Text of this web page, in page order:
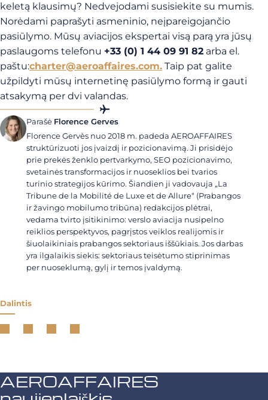
keletą klausimų? Nedvejodami susisiekite su mumis.
Norėdami paprašyti asmeninio, neįpareigojančio
pasiūlymo. Mūsų aviacijos ekspertai visą parą yra jūsų
paslaugoms telefonu +33 (0) 1 44 09 91 82 arba el.
paštu:charter@aeroaffaires.com. Taip pat galite
užpildyti mūsų internetinę pasiūlymo formą ir gauti
atsakymą per dvi valandas.
Parašė Florence Gerves
Florence Gervès nuo 2018 m. padeda AEROAFFAIRES
struktūrizuoti jos įvaizdį ir pozicionavimą. Ji prisidėjo
prie prekės ženklo pertvarkymo, SEO pozicionavimo,
svetainės transformacijos ir nuoseklios bei tvarios
turinio strategijos kūrimo. Šiandien ji vadovauja „La
Tribune de la Mobilité de Luxe et de Allure“ (Prabangos
ir žavingo mobilumo tribūna) redakcijos plėtrai,
vedama tvirto įsitikinimo: verslo aviacija nusipelno
reiklios perspektyvos, pagrįstos veiklos realijomis ir
šiuolaikiniais prabangos sektoriaus iššūkiais. Jos darbas
yra ilgalaikis siekis: sektoriaus teisėtumo stiprinimas
per nuoseklumą, gylį ir temos įvaldymą.
Dalintis
AEROAFFAIRES